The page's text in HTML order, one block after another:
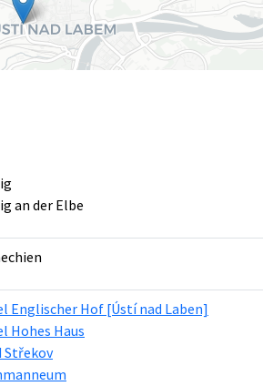
an der Elbe
Englischer Hof [Ústí nad Laben]
Hohes Haus
Střekov